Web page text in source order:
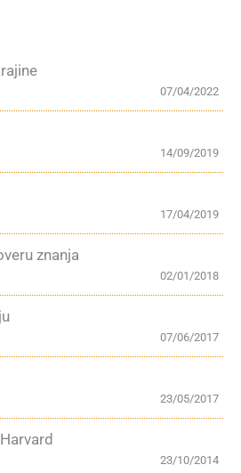
07/04/2022
14/09/2019
17/04/2019
znanja
02/01/2018
07/06/2017
23/05/2017
23/10/2014